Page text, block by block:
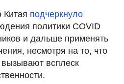
Китая подчеркнуло
политики COVID
и дальше применять
несмотря на то, что
всплеск